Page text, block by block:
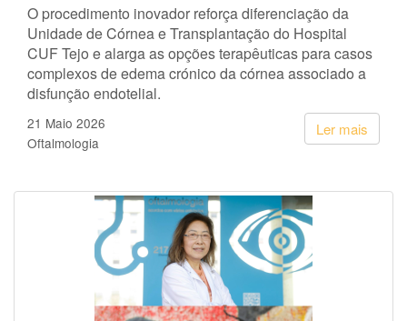
O procedimento inovador reforça diferenciação da
Unidade de Córnea e Transplantação do Hospital
CUF Tejo e alarga as opções terapêuticas para casos
complexos de edema crónico da córnea associado a
disfunção endotelial.
Ler mais
21 Maio 2026
Oftalmologia